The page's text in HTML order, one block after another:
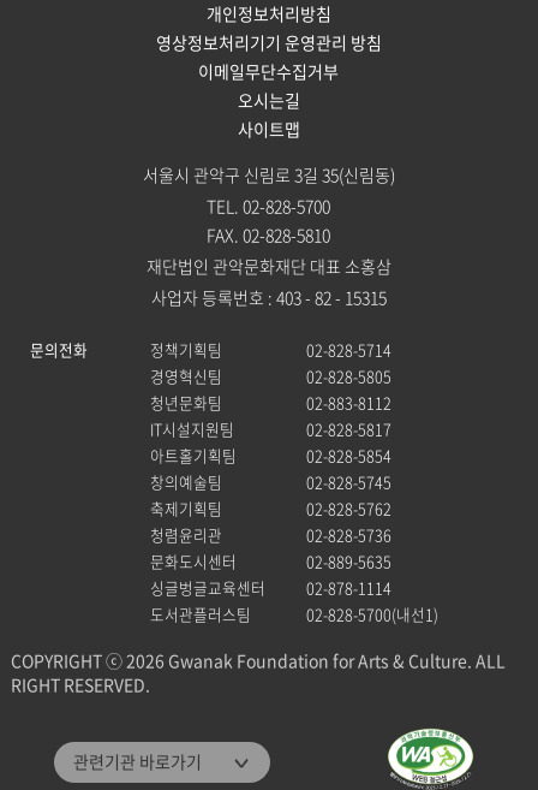
관련기관 바로가기
관악문화재단
개인정보처리방침
영상정보처리기기 운영관리 방침
이메일무단수집거부
오시는길
사이트맵
서울시 관악구 신림로 3길 35(신림동)
TEL. 02-828-5700
FAX. 02-828-5810
재단법인 관악문화재단 대표 소홍삼
사업자 등록번호 : 403 - 82 - 15315
문의전화 정책기획팀
02-828-5714
경영혁신팀
02-828-5805
청년문화팀
02-883-8112
IT시설지원팀
02-828-5817
아트홀기획팀
02-828-5854
창의예술팀
02-828-5745
축제기획팀
02-828-5762
청렴윤리관
02-828-5736
문화도시센터
02-889-5635
싱글벙글교육센터
02-878-1114
도서관플러스팀
02-828-5700(내선1)
COPYRIGHT ⓒ 2026 Gwanak Foundation for Arts & Culture. ALL
RIGHT RESERVED.